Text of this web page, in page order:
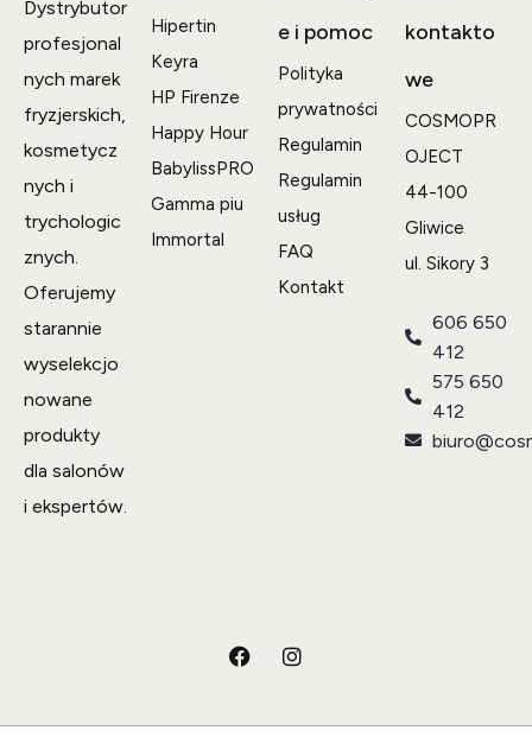
Dystrybutor
profesjonal
nych marek
fryzjerskich,
kosmetycz
nych i
trychologic
znych.
Oferujemy
starannie
wyselekcjo
nowane
produkty
dla salonów
i ekspertów.
Hipertin
Keyra
HP Firenze
Happy Hour
BabylissPRO
Gamma piu
Immortal
e i pomoc
Polityka
prywatności
Regulamin
Regulamin
usług
FAQ
Kontakt
kontakto
we
COSMOPR
OJECT
44-100
Gliwice
ul. Sikory 3
606 650
412
575 650
412